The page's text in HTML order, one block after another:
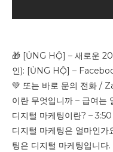
🎁 [ỦNG HỘ] – 새로운
인): [ỦNG HỘ] –
💚 또는 바로 문의 전화 /
이란 무엇입니까 – 급여는
디지털 마케팅이란? –
디지털 마케팅은 얼마인가
팅은 디지털 마케팅입니